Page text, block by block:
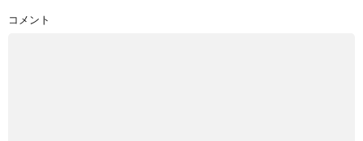
コメント